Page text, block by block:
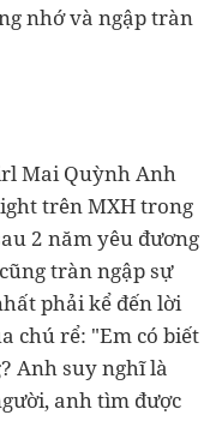
nhớ và ngập tràn
Mai Quỳnh Anh
trên MXH trong
2 năm yêu đương
tràn ngập sự
phải kể đến lời
chú rể: "Em có biết
Anh suy nghĩ là
anh tìm được